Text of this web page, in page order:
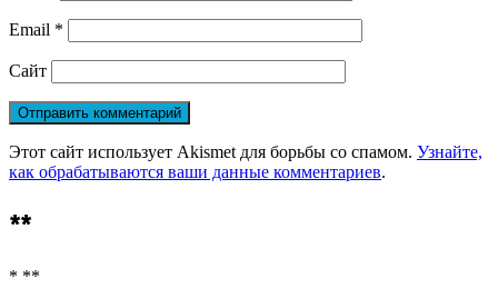
Email *
Сайт
Этот сайт использует Akismet для борьбы со спамом. Узнайте,
как обрабатываются ваши данные комментариев.
**
* **